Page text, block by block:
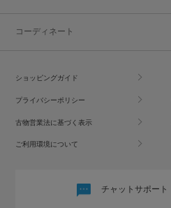
コーディネート
ショッピングガイド
プライバシーポリシー
古物営業法に基づく表示
ご利用環境について
チャットサポート